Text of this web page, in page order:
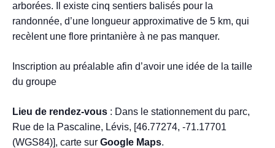
arborées. Il existe cinq sentiers balisés pour la
randonnée, d’une longueur approximative de 5 km, qui
recèlent une flore printanière à ne pas manquer.
Inscription au préalable afin d’avoir une idée de la taille
du groupe
Lieu de rendez-vous : Dans le stationnement du parc,
Rue de la Pascaline, Lévis, [46.77274, -71.17701
(WGS84)], carte sur Google Maps.